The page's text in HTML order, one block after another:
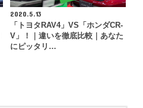
2020.5.13
「トヨタRAV4」VS「ホンダCR-
V」！｜違いを徹底比較｜あなた
にピッタリ…